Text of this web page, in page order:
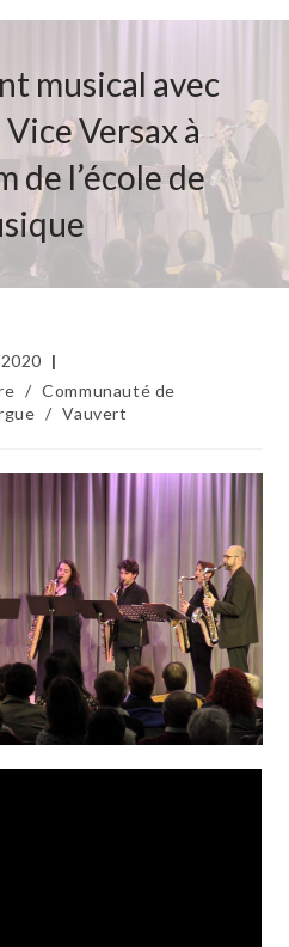
musical avec
Vice Versax à
de l’école de
/ Communauté de
/ Vauvert